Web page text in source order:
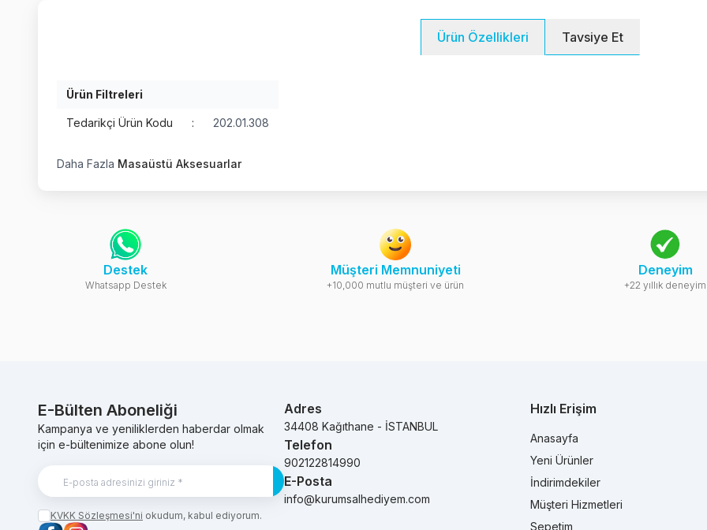
Ürün Özellikleri Tavsiye Et
Ürün Filtreleri
Tedarikçi Ürün Kodu : 202.01.308
Daha Fazla Masaüstü Aksesuarlar
Destek
Whatsapp Destek
Müşteri Memnuniyeti
+10,000 mutlu müşteri ve ürün
Deneyim
+22 yıllık deneyim
E-Bülten Aboneliği
Kampanya ve yeniliklerden haberdar olmak
için e-bültenimize abone olun!
Kayıt Ol
KVKK Sözleşmesi'ni okudum, kabul ediyorum.
Adres
34408 Kağıthane - İSTANBUL
Telefon
902122814990
E-Posta
info@kurumsalhediyem.com
Hızlı Erişim
Anasayfa
Yeni Ürünler
İndirimdekiler
Müşteri Hizmetleri
Sepetim